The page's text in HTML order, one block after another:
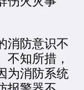
消防意识不
不知所措，
为消防系统